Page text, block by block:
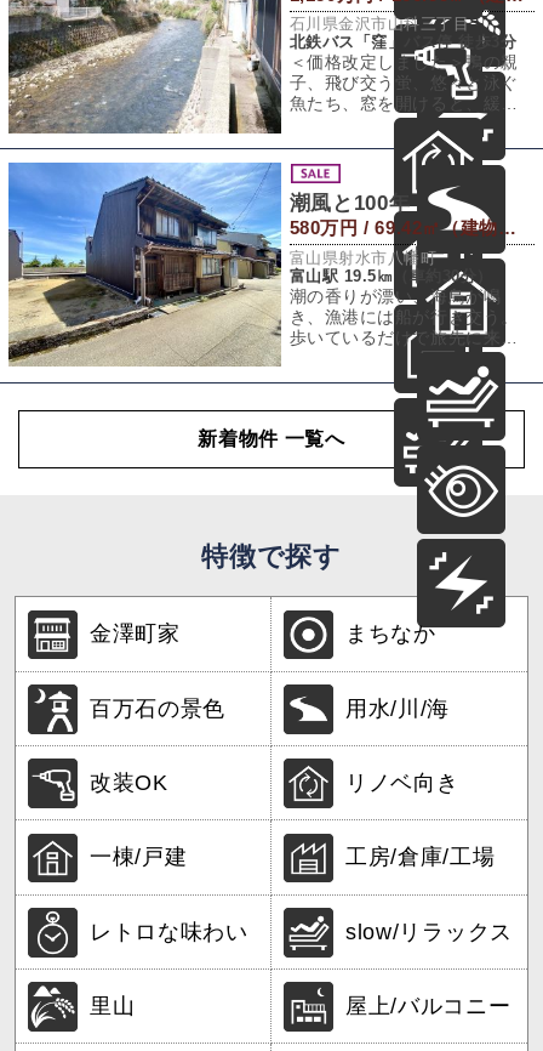
石川県金沢市山科三丁目
北鉄バス「窪」バス停 徒歩3分
＜価格改定しました＞鴨の親
子、飛び交う蛍、悠々と泳ぐ
魚たち、窓を開けると、緩や
かに流れる伏見川ビュー川底
や川岸もしっかり
潮風と100年
580万円 / 69.42㎡（建物） 75.86㎡（敷地）
富山県射水市八幡町
富山駅 19.5㎞（車約30分）
潮の香りが漂い、海鳥が鳴
き、漁港には船が行き交う。
歩いているだけで旅先に来た
ような気分になりますが、こ
こではそれが日常で
新着物件 一覧へ
特徴で探す
金澤町家 まちなか
百万石の景色 用水/川/海
改装OK リノベ向き
一棟/戸建 工房/倉庫/工場
レトロな味わい slow/リラックス
里山 屋上/バルコニー